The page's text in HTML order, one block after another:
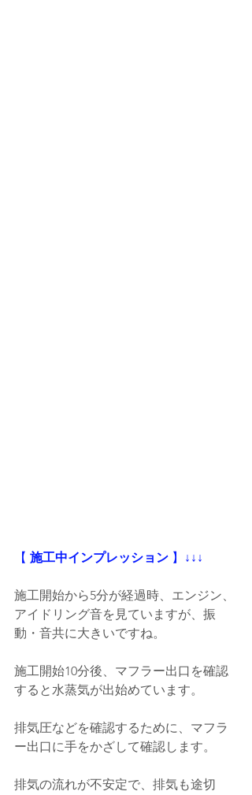
【 施工中インプレッション 】 ↓↓↓
施工開始から5分が経過時、エンジン、
アイドリング音を見ていますが、振
動・音共に大きいですね。
施工開始10分後、マフラー出口を確認
すると水蒸気が出始めています。
排気圧などを確認するために、マフラ
ー出口に手をかざして確認します。
排気の流れが不安定で、排気も途切